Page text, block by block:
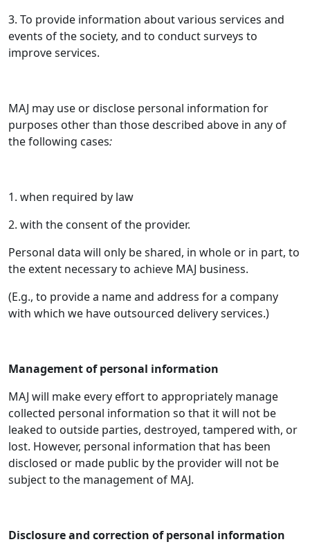
3. To provide information about various services and
events of the society, and to conduct surveys to
improve services.
MAJ may use or disclose personal information for
purposes other than those described above in any of
the following cases:
1. when required by law
2. with the consent of the provider.
Personal data will only be shared, in whole or in part, to
the extent necessary to achieve MAJ business.
(E.g., to provide a name and address for a company
with which we have outsourced delivery services.)
Management of personal information
MAJ will make every effort to appropriately manage
collected personal information so that it will not be
leaked to outside parties, destroyed, tampered with, or
lost. However, personal information that has been
disclosed or made public by the provider will not be
subject to the management of MAJ.
Disclosure and correction of personal information